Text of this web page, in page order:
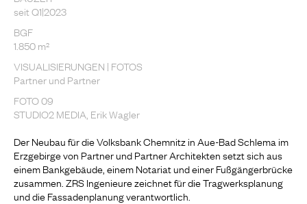
seit Q1|2023
BGF
1.850 m²
VISUALISIERUNGEN | FOTOS
Partner und Partner
FOTO 09
STUDIO2 MEDIA, Erik Wagler
Der Neubau für die Volksbank Chemnitz in Aue-Bad Schlema im
Erzgebirge von Partner und Partner Architekten setzt sich aus
einem Bankgebäude, einem Notariat und einer Fußgängerbrücke
zusammen. ZRS Ingenieure zeichnet für die Tragwerksplanung
und die Fassadenplanung verantwortlich.